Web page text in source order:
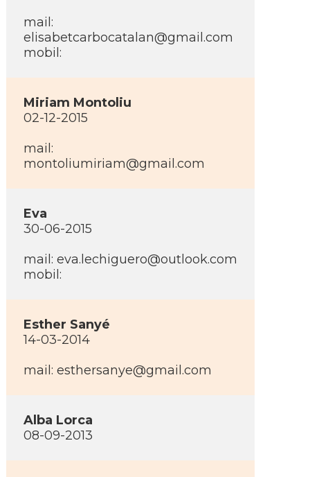
mail:
elisabetcarbocatalan@gmail.com
mobil:
Miriam Montoliu
02-12-2015
mail:
montoliumiriam@gmail.com
Eva
30-06-2015
mail: eva.lechiguero@outlook.com
mobil:
Esther Sanyé
14-03-2014
mail: esthersanye@gmail.com
Alba Lorca
08-09-2013